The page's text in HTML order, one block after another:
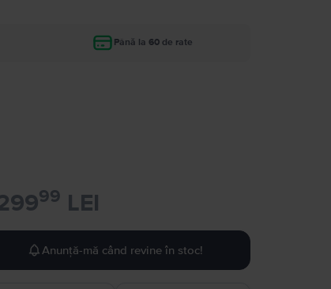
Până la 60 de rate
99 LEI
Anunță-mă când revine în stoc!